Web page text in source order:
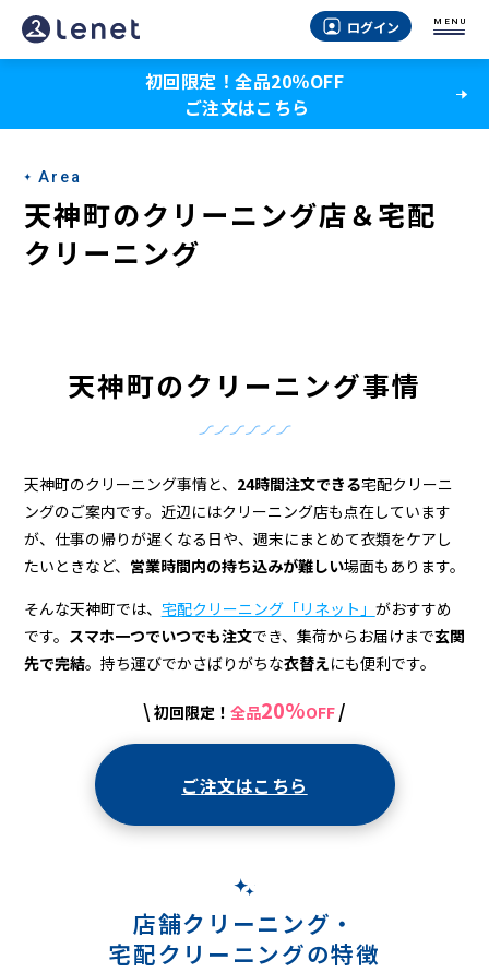
天
神
の
ク
リ
ー
宅
配
ク
リ
ー
ログイン MENU
初回限定！全品20％OFF
ご注文はこちら
Area
天神町のクリーニング店＆宅配
クリーニング
天神町のクリーニング事情
天神町のクリーニング事情と、 24時間注文できる宅配クリーニ
ングのご案内です。近辺にはクリーニング店も点在しています
が、仕事の帰りが遅くなる日や、週末にまとめて衣類をケアし
たいときなど、 営業時間内の持ち込みが難しい場面もあります。
そんな天神町では、 宅配クリーニング「リネット」 がおすすめ
です。 スマホ一つでいつでも注文でき、集荷からお届けまで玄関
先で完結。持ち運びでかさばりがちな衣替えにも便利です。
\ 初回限定！ 全品20%OFF /
ご注文はこちら
店舗クリーニング・
宅配クリーニングの特徴